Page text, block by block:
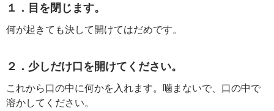
１．目を閉じます。
何が起きても決して開けてはだめです。
２．少しだけ口を開けてください。
これから口の中に何かを入れます。噛まないで、口の中で
溶かしてください。